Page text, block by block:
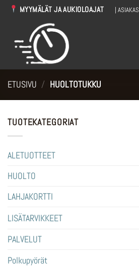
Skip
MYYMÄLÄT JA AUKIOLOAJAT |
ETUSIVU / HUOLTOTUKKU
TUOTEKATEGORIAT
ALETUOTTEET
HUOLTO
LAHJAKORTTI
LISÄTARVIKKEET
PALVELUT
Polkupyörät